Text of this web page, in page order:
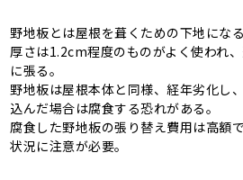
野地板とは屋根を葺くための下地になる
厚さは1.2cm程度のものがよく使われ
に張る。
野地板は屋根本体と同様、経年劣化し
込んだ場合は腐食する恐れがある。
腐食した野地板の張り替え費用は高額
状況に注意が必要。